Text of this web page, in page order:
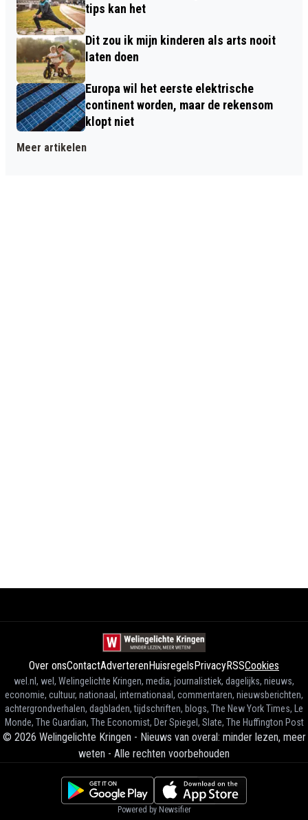
tips kan het
Dit zou ik mijn kinderen als arts nooit
laten doen
Europa wil het eerste elektrische
continent worden, maar de rekensom
klopt niet
Meer artikelen
Over onsContactAdverterenHuisregelsPrivacyRSSCookies
wel.nl, wel, Welingelichte Kringen, media, journalistiek, dagelijks, nieuws,
economie, cultuur, nationaal, internationaal, commentaren, nieuwsberichten,
achtergrondverhalen, dagbladen, tijdschriften, blogs, The New York Times, Le
Monde, The Guardian, The Economist, Der Spiegel, Slate, The Huffington Post
© 2026 Welingelichte Kringen - Nieuws van overal: minder lezen, meer
weten - Alle rechten voorbehouden
Powered by Newsifier